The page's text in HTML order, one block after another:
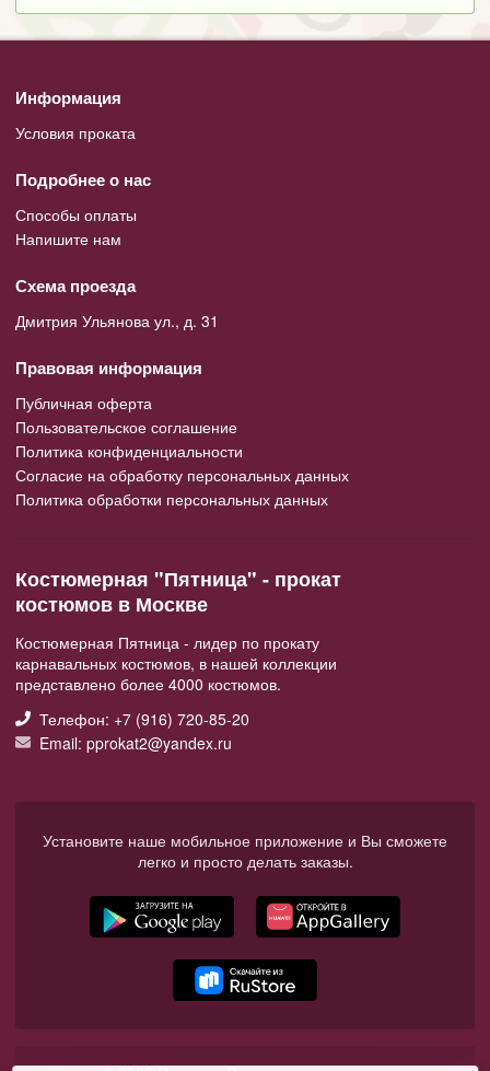
Информация
Условия проката
Подробнее о нас
Способы оплаты
Напишите нам
Схема проезда
Дмитрия Ульянова ул., д. 31
Правовая информация
Публичная оферта
Пользовательское соглашение
Политика конфиденциальности
Согласие на обработку персональных данных
Политика обработки персональных данных
Костюмерная "Пятница" - прокат
костюмов в Москве
Костюмерная Пятница - лидер по прокату
карнавальных костюмов, в нашей коллекции
представлено более 4000 костюмов.
Телефон: +7 (916) 720-85-20
Email: pprokat2@yandex.ru
Установите наше мобильное приложение и Вы сможете
легко и просто делать заказы.